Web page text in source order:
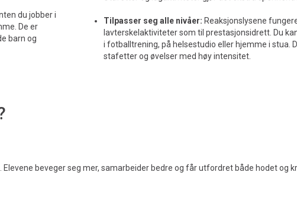
du jobber i
De er
barn og
Tilpasser seg alle nivåer: Reaksjonslysene
lavterskelaktiviteter som til prestasjonsidrett. Du
i fotballtrening, på helsestudio eller hjemme i stua.
stafetter og øvelser med høy intensitet.
beveger seg mer, samarbeider bedre og får utfordret både hodet og